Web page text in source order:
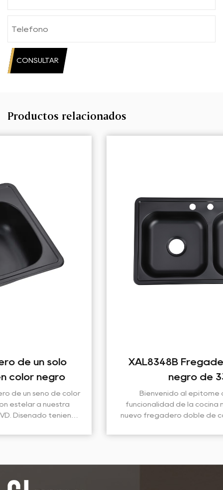
CONSULTAR
Productos relacionados
XAL8348B Fregadero doble color
Bienvenido al epítome de la elegancia y
funcionalidad de la cocina moderna con nuestro
nuevo fregadero doble de color negro de 33" x 19".